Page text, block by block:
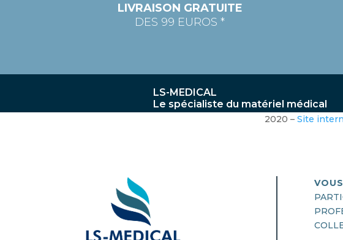
LIVRAISON GRATUITE
DES 99 EUROS *
LS-MEDICAL
Le spécialiste du matériel médical
2020 – Site